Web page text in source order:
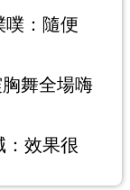
：隨便
舞全場嗨
效果很